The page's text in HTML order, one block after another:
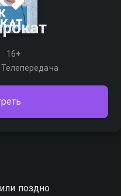
16+
Телепередача
поздно